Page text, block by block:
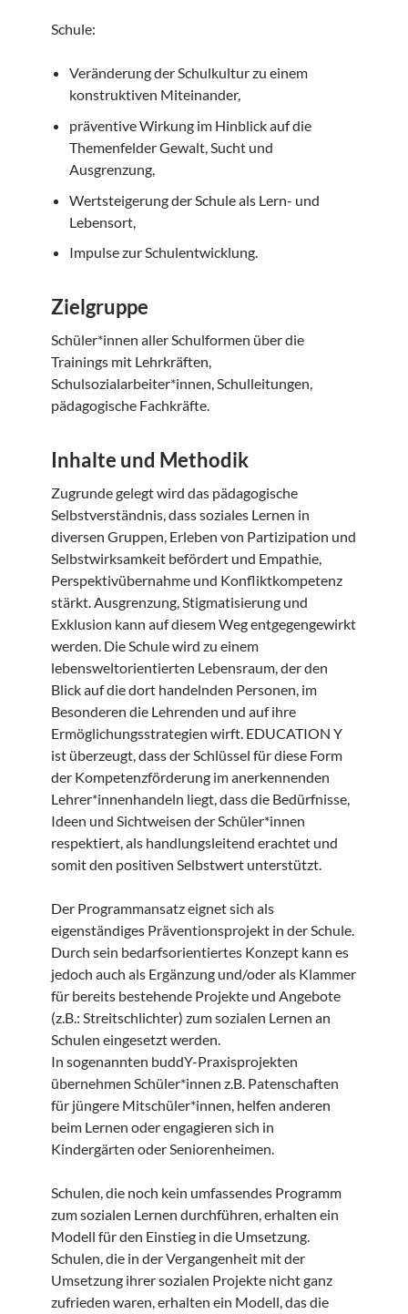
Schule:
Veränderung der Schulkultur zu einem
konstruktiven Miteinander,
präventive Wirkung im Hinblick auf die
Themenfelder Gewalt, Sucht und
Ausgrenzung,
Wertsteigerung der Schule als Lern- und
Lebensort,
Impulse zur Schulentwicklung.
Zielgruppe
Schüler*innen aller Schulformen über die
Trainings mit Lehrkräften,
Schulsozialarbeiter*innen, Schulleitungen,
pädagogische Fachkräfte.
Inhalte und Methodik
Zugrunde gelegt wird das pädagogische
Selbstverständnis, dass soziales Lernen in
diversen Gruppen, Erleben von Partizipation und
Selbstwirksamkeit befördert und Empathie,
Perspektivübernahme und Konfliktkompetenz
stärkt. Ausgrenzung, Stigmatisierung und
Exklusion kann auf diesem Weg entgegengewirkt
werden. Die Schule wird zu einem
lebensweltorientierten Lebensraum, der den
Blick auf die dort handelnden Personen, im
Besonderen die Lehrenden und auf ihre
Ermöglichungsstrategien wirft. EDUCATION Y
ist überzeugt, dass der Schlüssel für diese Form
der Kompetenzförderung im anerkennenden
Lehrer*innenhandeln liegt, dass die Bedürfnisse,
Ideen und Sichtweisen der Schüler*innen
respektiert, als handlungsleitend erachtet und
somit den positiven Selbstwert unterstützt.
Der Programmansatz eignet sich als
eigenständiges Präventionsprojekt in der Schule.
Durch sein bedarfsorientiertes Konzept kann es
jedoch auch als Ergänzung und/oder als Klammer
für bereits bestehende Projekte und Angebote
(z.B.: Streitschlichter) zum sozialen Lernen an
Schulen eingesetzt werden.
In sogenannten buddY-Praxisprojekten
übernehmen Schüler*innen z.B. Patenschaften
für jüngere Mitschüler*innen, helfen anderen
beim Lernen oder engagieren sich in
Kindergärten oder Seniorenheimen.
Schulen, die noch kein umfassendes Programm
zum sozialen Lernen durchführen, erhalten ein
Modell für den Einstieg in die Umsetzung.
Schulen, die in der Vergangenheit mit der
Umsetzung ihrer sozialen Projekte nicht ganz
zufrieden waren, erhalten ein Modell, das die